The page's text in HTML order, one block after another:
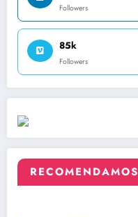
Followers
85k
Followers
RECOMENDAMOS